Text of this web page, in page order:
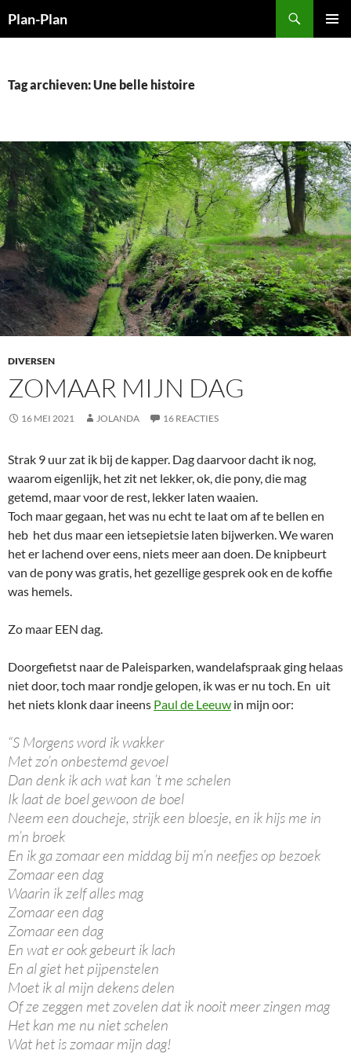
naar
Plan-Plan
Tag archieven: Une belle histoire
DIVERSEN
ZOMAAR MIJN DAG
16 MEI 2021 JOLANDA 16 REACTIES
Strak 9 uur zat ik bij de kapper. Dag daarvoor dacht ik nog,
waarom eigenlijk, het zit net lekker, ok, die pony, die mag
getemd, maar voor de rest, lekker laten waaien.
Toch maar gegaan, het was nu echt te laat om af te bellen en
heb het dus maar een ietsepietsie laten bijwerken. We waren
het er lachend over eens, niets meer aan doen. De knipbeurt
van de pony was gratis, het gezellige gesprek ook en de koffie
was hemels.
Zo maar EEN dag.
Doorgefietst naar de Paleisparken, wandelafspraak ging helaas
niet door, toch maar rondje gelopen, ik was er nu toch. En uit
het niets klonk daar ineens Paul de Leeuw in mijn oor:
“S Morgens word ik wakker
Met zo’n onbestemd gevoel
Dan denk ik ach wat kan ’t me schelen
Ik laat de boel gewoon de boel
Neem een doucheje, strijk een bloesje, en ik hijs me in
m’n broek
En ik ga zomaar een middag bij m’n neefjes op bezoek
Zomaar een dag
Waarin ik zelf alles mag
Zomaar een dag
Zomaar een dag
En wat er ook gebeurt ik lach
En al giet het pijpenstelen
Moet ik al mijn dekens delen
Of ze zeggen met zovelen dat ik nooit meer zingen mag
Het kan me nu niet schelen
Wat het is zomaar mijn dag!